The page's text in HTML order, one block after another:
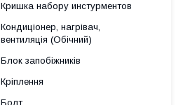
Кришка набору инстурментов
Кондиціонер, нагрівач,
вентиляція (Обічний)
Блок запобіжників
Кріплення
Болт